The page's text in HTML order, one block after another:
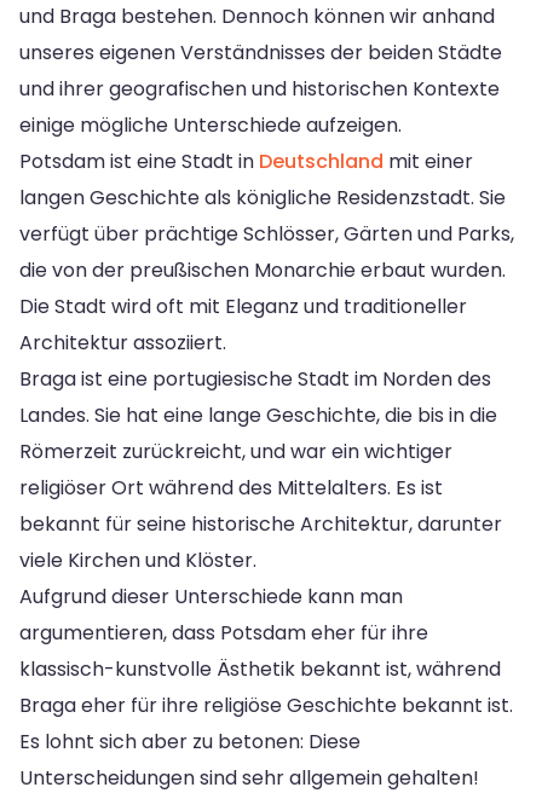
und Braga bestehen. Dennoch können wir anhand
unseres eigenen Verständnisses der beiden Städte
und ihrer geografischen und historischen Kontexte
einige mögliche Unterschiede aufzeigen.
Potsdam ist eine Stadt in Deutschland mit einer
langen Geschichte als königliche Residenzstadt. Sie
verfügt über prächtige Schlösser, Gärten und Parks,
die von der preußischen Monarchie erbaut wurden.
Die Stadt wird oft mit Eleganz und traditioneller
Architektur assoziiert.
Braga ist eine portugiesische Stadt im Norden des
Landes. Sie hat eine lange Geschichte, die bis in die
Römerzeit zurückreicht, und war ein wichtiger
religiöser Ort während des Mittelalters. Es ist
bekannt für seine historische Architektur, darunter
viele Kirchen und Klöster.
Aufgrund dieser Unterschiede kann man
argumentieren, dass Potsdam eher für ihre
klassisch-kunstvolle Ästhetik bekannt ist, während
Braga eher für ihre religiöse Geschichte bekannt ist.
Es lohnt sich aber zu betonen: Diese
Unterscheidungen sind sehr allgemein gehalten!